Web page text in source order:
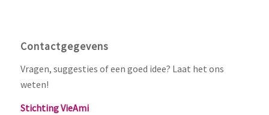
Contactgegevens
Vragen, suggesties of een goed idee? Laat het ons
weten!
Stichting VieAmi